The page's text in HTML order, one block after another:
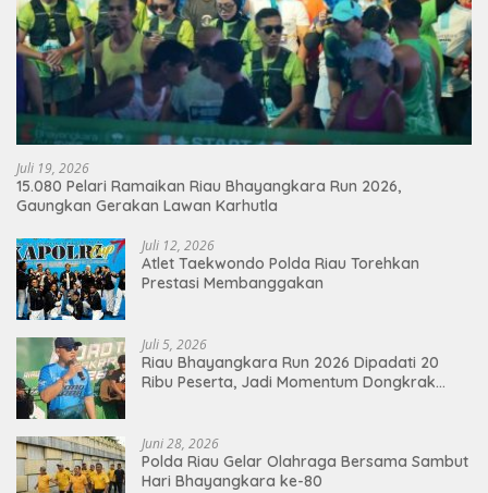
Juli 19, 2026
15.080 Pelari Ramaikan Riau Bhayangkara Run 2026,
Gaungkan Gerakan Lawan Karhutla
Juli 12, 2026
Atlet Taekwondo Polda Riau Torehkan
Prestasi Membanggakan
Juli 5, 2026
Riau Bhayangkara Run 2026 Dipadati 20
Ribu Peserta, Jadi Momentum Dongkrak
Juni 28, 2026
Polda Riau Gelar Olahraga Bersama Sambut
Hari Bhayangkara ke-80